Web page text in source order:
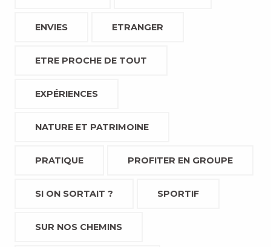
ENVIES ETRANGER
ETRE PROCHE DE TOUT
EXPÉRIENCES
NATURE ET PATRIMOINE
PRATIQUE PROFITER EN GROUPE
SI ON SORTAIT ? SPORTIF
SUR NOS CHEMINS